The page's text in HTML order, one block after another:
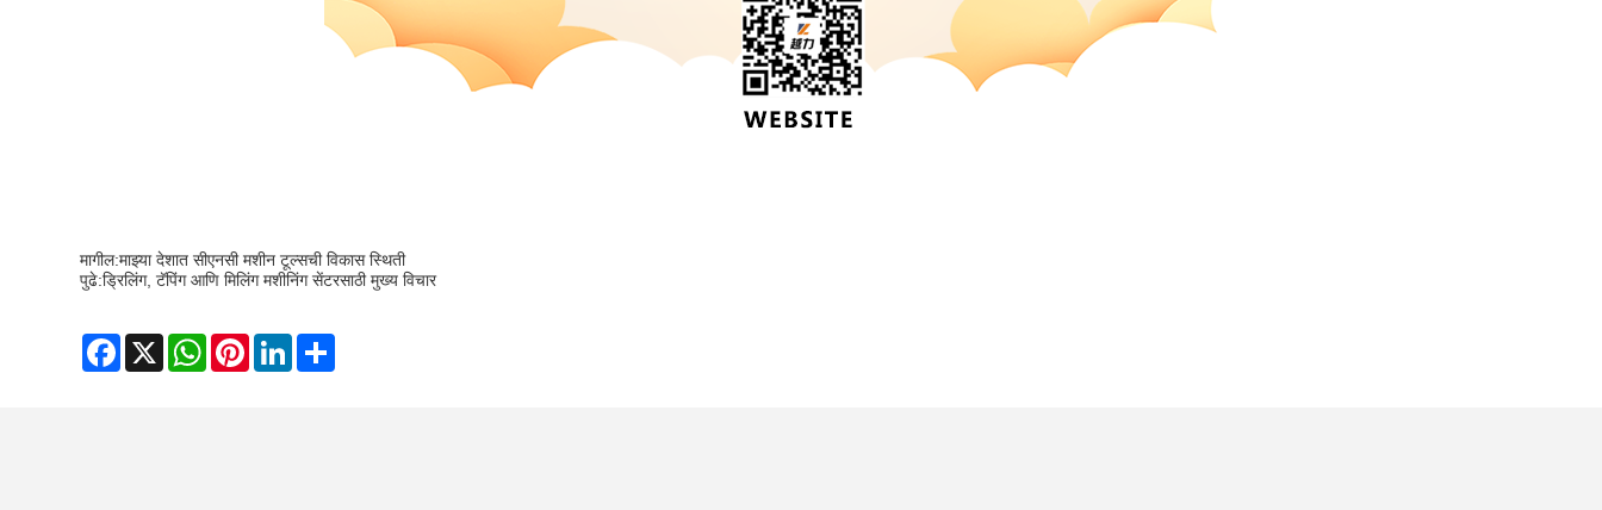
मागील:माझ्या देशात सीएनसी मशीन टूल्सची विकास स्थिती
पुढे:ड्रिलिंग, टॅपिंग आणि मिलिंग मशीनिंग सेंटरसाठी मुख्य विचार
Facebook
X WhatsAppPinterestLinkedIn